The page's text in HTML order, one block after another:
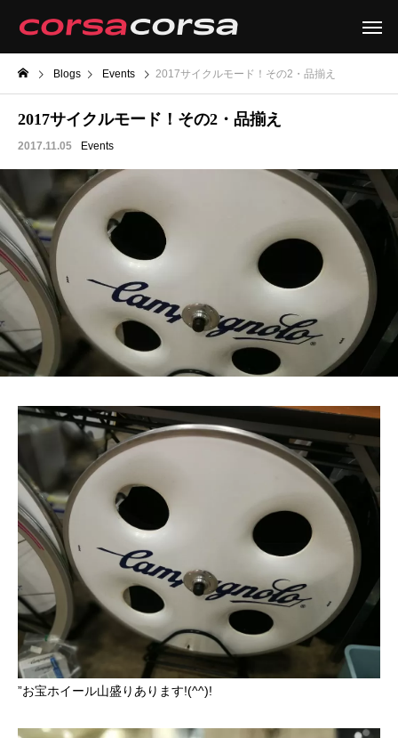
Blogs Events 2017サイクルモード！その2・品揃え
2017サイクルモード！その2・品揃え
2017.11.05 Events
”お宝ホイール山盛りあります!(^^)!